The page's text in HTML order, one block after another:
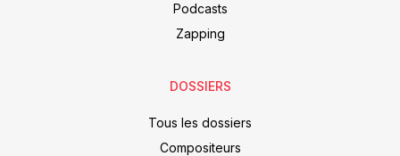
Podcasts
Zapping
DOSSIERS
Tous les dossiers
Compositeurs